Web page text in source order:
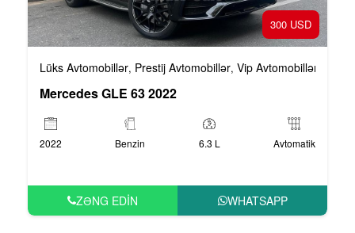
300 USD
Lüks Avtomobillər, Prestij Avtomobillər, Vip Avtomobillər
Mercedes GLE 63 2022
2022 Benzin 6.3 L Avtomatik
ZƏNG EDIN WHATSAPP